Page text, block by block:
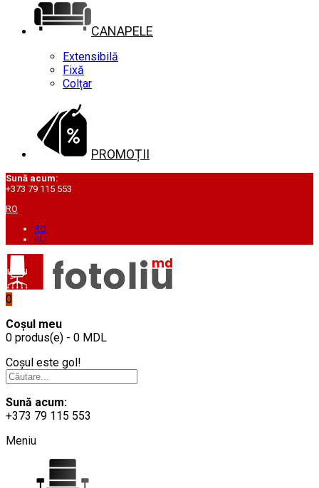
CANAPELE
Extensibilă
Fixă
Colțar
PROMOȚII
Sună acum:
+373 79 115 553
RO
RO
RU
0
Coșul meu
0 produs(e) - 0 MDL
Coșul este gol!
Sună acum:
+373 79 115 553
Meniu